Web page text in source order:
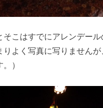
そこはすでにアレンデール
りよく写真に写りませんが
）